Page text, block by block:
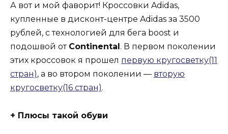
А вот и мой фаворит! Кроссовки Adidas,
купленные в дисконт-центре Adidas за 3500
рублей, с технологией для бега boost и
подошвой от Continental . В первом поколении
этих кроссовок я прошел первую кругосветку(11
стран), а во втором поколении — вторую
кругосветку(16 стран).
+ Плюсы такой обуви